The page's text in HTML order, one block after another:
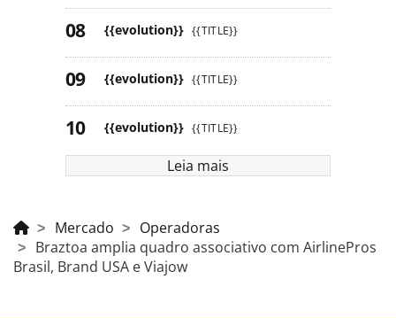
{{evolution}} {{TITLE}}
{{evolution}} {{TITLE}}
{{evolution}} {{TITLE}}
Leia mais
Mercado
Operadoras
Braztoa amplia quadro associativo com AirlinePros
Brasil, Brand USA e Viajow